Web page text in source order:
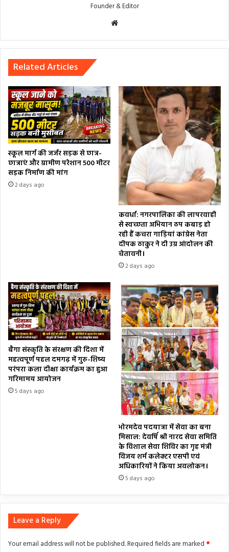
Founder & Editor
Related Articles
स्कूल मार्ग की जर्जर सड़क से छात्र-
छात्राएं और ग्रामीण परेशान 500 मीटर
सड़क निर्माण की मांग
2 days ago
कवर्धा: नगरपालिका की लापरवाही
से स्वच्छता अभियान ठप कबाड़ हो
रही हैं कचरा गाड़ियां कांग्रेस नेता
दीपक ठाकुर ने दी उग्र आंदोलन की
चेतावनी।
2 days ago
बैगा संस्कृति के संरक्षण की दिशा में
महत्वपूर्ण पहल दमगढ़ में गुरु-शिष्य
परंपरा कला दीक्षा कार्यक्रम का हुआ
गरिमामय आयोजन
5 days ago
भोरमदेव पदयात्रा में सेवा का बना
मिसाल: देवर्षि श्री नारद सेवा समिति
के विशाल सेवा शिविर का गृह मंत्री
विजय शर्म कलेक्टर एसपी एवं
अधिकारियों ने किया अवलोकन।
5 days ago
Leave a Reply
Your email address will not be published.Required fields are marked *